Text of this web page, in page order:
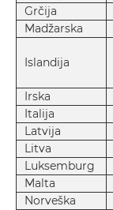
Grčija
Madžarska
Islandija
Irska
Italija
Latvija
Litva
Luksemburg
Malta
Norveška